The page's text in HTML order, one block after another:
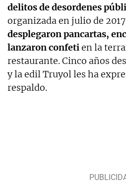
delitos de desordenes
organizada en julio de
desplegaron pancartas,
lanzaron confetien la
restaurante. Cinco años
y la edil Truyol les ha
respaldo.